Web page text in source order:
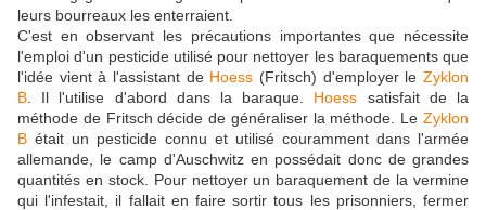
leurs bourreaux les enterraient.
C'est en observant les précautions importantes que nécessite
l'emploi d'un pesticide utilisé pour nettoyer les baraquements que
l'idée vient à l'assistant de Hoess (Fritsch) d'employer leZyklon
B . Il l'utilise d'abord dans la baraque. Hoess satisfait de la
méthode de Fritsch décide de généraliser la méthode. Le Zyklon
B était un pesticide connu et utilisé couramment dans l'armée
allemande, le camp d'Auschwitz en possédait donc de grandes
quantités en stock. Pour nettoyer un baraquement de la vermine
qui l'infestait, il fallait en faire sortir tous les prisonniers, fermer